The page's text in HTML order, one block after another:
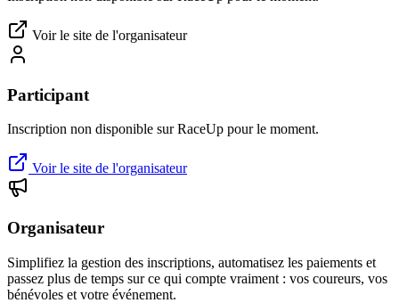
Voir le site de l'organisateur
Participant
Inscription non disponible sur RaceUp pour le moment.
Voir le site de l'organisateur
Organisateur
Simplifiez la gestion des inscriptions, automatisez les paiements et
passez plus de temps sur ce qui compte vraiment : vos coureurs, vos
bénévoles et votre événement.